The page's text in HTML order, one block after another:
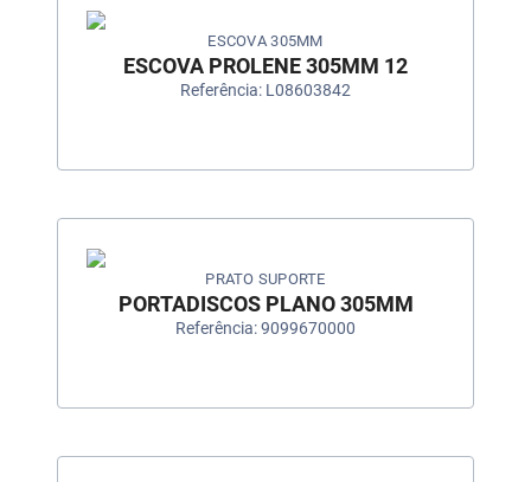
ESCOVA 305MM
ESCOVA PROLENE 305MM 12
Referência: L08603842
PRATO SUPORTE
PORTADISCOS PLANO 305MM
Referência: 9099670000